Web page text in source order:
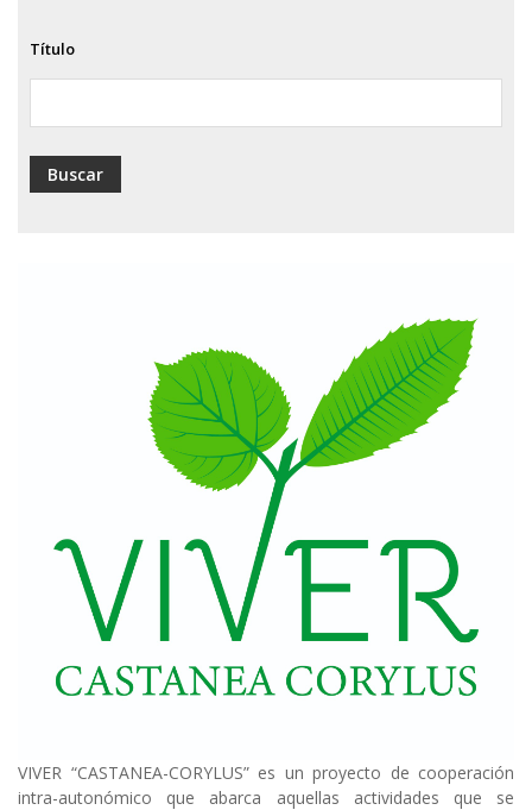
Título
VIVER “CASTANEA-CORYLUS” es un proyecto de cooperación
intra-autonómico que abarca aquellas actividades que se